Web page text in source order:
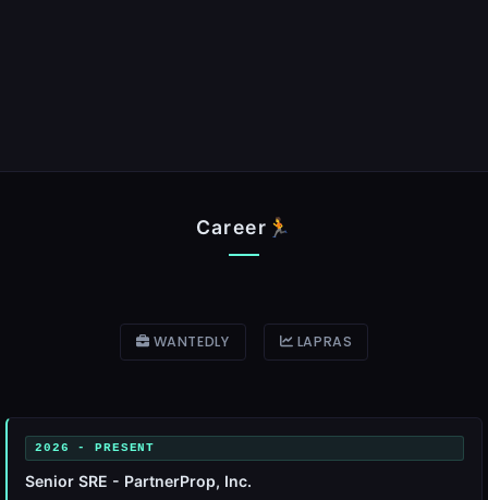
Career🏃
WANTEDLY LAPRAS
2026 - PRESENT
Senior SRE - PartnerProp, Inc.